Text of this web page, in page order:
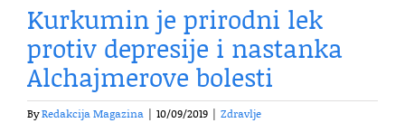
Kurkumin je prirodni lek
protiv depresije i nastanka
Alchajmerove bolesti
ByRedakcija Magazina 10/09/2019 Zdravlje